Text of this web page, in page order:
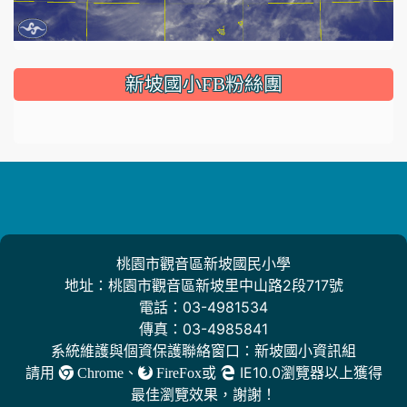
::: 新坡國小FB粉絲團
桃園市觀音區新坡國民小學
地址：桃園市觀音區新坡里中山路2段717號
電話：03-4981534
傳真：03-4985841
系統維護與個資保護聯絡窗口：新坡國小資訊組
請用
Chrome、 FireFox或
IE10.0瀏覽器以上獲得
最佳瀏覽效果，謝謝！